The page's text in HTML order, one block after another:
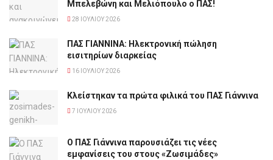
Μπελεβώνη και Μελιόπουλο ο ΠΑΣ!
28 ΙΟΥΛΊΟΥ 2026
ΠΑΣ ΓΙΑΝΝΙΝΑ: Hλεκτρονική πώληση
εισιτηρίων διαρκείας
16 ΙΟΥΛΊΟΥ 2026
Κλείστηκαν τα πρώτα φιλικά του ΠΑΣ Γιάννινα
7 ΙΟΥΛΊΟΥ 2026
Ο ΠΑΣ Γιάννινα παρουσιάζει τις νέες
εμφανίσεις του στους «Ζωσιμάδες»